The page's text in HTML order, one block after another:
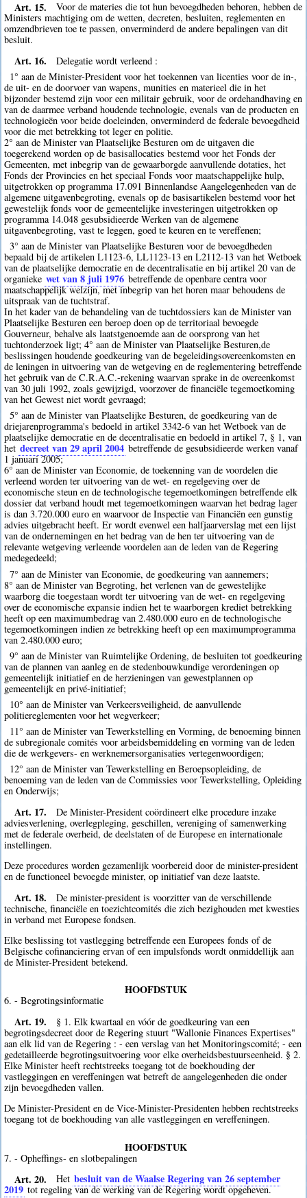
Art. 15.
Voor de materies die tot hun bevoegdheden behoren, hebben de
Ministers machtiging om de wetten, decreten, besluiten, reglementen en
omzendbrieven toe te passen, onverminderd de andere bepalingen van dit
besluit.
Art. 16.
Delegatie wordt verleend :
1° aan de Minister-President voor het toekennen van licenties voor de in-,
de uit- en de doorvoer van wapens, munities en materieel die in het
bijzonder bestemd zijn voor een militair gebruik, voor de ordehandhaving en
van de daarmee verband houdende technologie, evenals van de producten en
technologieën voor beide doeleinden, onverminderd de federale bevoegdheid
voor die met betrekking tot leger en politie.
2° aan de Minister van Plaatselijke Besturen om de uitgaven die
toegerekend worden op de basisallocaties bestemd voor het Fonds der
Gemeenten, met inbegrip van de gewaarborgde aanvullende dotaties, het
Fonds der Provincies en het speciaal Fonds voor maatschappelijke hulp,
uitgetrokken op programma 17.091 Binnenlandse Aangelegenheden van de
algemene uitgavenbegroting, evenals op de basisartikelen bestemd voor het
gewestelijk fonds voor de gemeentelijke investeringen uitgetrokken op
programma 14.048 gesubsidieerde Werken van de algemene
uitgavenbegroting, vast te leggen, goed te keuren en te vereffenen;
3° aan de Minister van Plaatselijke Besturen voor de bevoegdheden
bepaald bij de artikelen L1123-6, LL1123-13 en L2112-13 van het Wetboek
van de plaatselijke democratie en de decentralisatie en bij artikel 20 van de
organieke wet van 8 juli 1976 betreffende de openbare centra voor
maatschappelijk welzijn, met inbegrip van het horen maar behoudens de
uitspraak van de tuchtstraf.
In het kader van de behandeling van de tuchtdossiers kan de Minister van
Plaatselijke Besturen een beroep doen op de territoriaal bevoegde
Gouverneur, behalve als laatstgenoemde aan de oorsprong van het
tuchtonderzoek ligt; 4° aan de Minister van Plaatselijke Besturen,de
beslissingen houdende goedkeuring van de begeleidingsovereenkomsten en
de leningen in uitvoering van de wetgeving en de reglementering betreffende
het gebruik van de C.R.A.C.-rekening waarvan sprake in de overeenkomst
van 30 juli 1992, zoals gewijzigd, voorzover de financiële tegemoetkoming
van het Gewest niet wordt gevraagd;
5° aan de Minister van Plaatselijke Besturen, de goedkeuring van de
driejarenprogramma's bedoeld in artikel 3342-6 van het Wetboek van de
plaatselijke democratie en de decentralisatie en bedoeld in artikel 7, § 1, van
het decreet van 29 april 2004 betreffende de gesubsidieerde werken vanaf
1 januari 2005;
6° aan de Minister van Economie, de toekenning van de voordelen die
verleend worden ter uitvoering van de wet- en regelgeving over de
economische steun en de technologische tegemoetkomingen betreffende elk
dossier dat verband houdt met tegemoetkomingen waarvan het bedrag lager
is dan 3.720.000 euro en waarvoor de Inspectie van Financiën een gunstig
advies uitgebracht heeft. Er wordt evenwel een halfjaarverslag met een lijst
van de ondernemingen en het bedrag van de hen ter uitvoering van de
relevante wetgeving verleende voordelen aan de leden van de Regering
medegedeeld;
7° aan de Minister van Economie, de goedkeuring van aannemers;
8° aan de Minister van Begroting, het verlenen van de gewestelijke
waarborg die toegestaan wordt ter uitvoering van de wet- en regelgeving
over de economische expansie indien het te waarborgen krediet betrekking
heeft op een maximumbedrag van 2.480.000 euro en de technologische
tegemoetkomingen indien ze betrekking heeft op een maximumprogramma
van 2.480.000 euro;
9° aan de Minister van Ruimtelijke Ordening, de besluiten tot goedkeuring
van de plannen van aanleg en de stedenbouwkundige verordeningen op
gemeentelijk initiatief en de herzieningen van gewestplannen op
gemeentelijk en privé-initiatief;
10° aan de Minister van Verkeersveiligheid, de aanvullende
politiereglementen voor het wegverkeer;
11° aan de Minister van Tewerkstelling en Vorming, de benoeming binnen
de subregionale comités voor arbeidsbemiddeling en vorming van de leden
die de werkgevers- en werknemersorganisaties vertegenwoordigen;
12° aan de Minister van Tewerkstelling en Beroepsopleiding, de
benoeming van de leden van de Commissies voor Tewerkstelling, Opleiding
en Onderwijs;
Art. 17.
De Minister-President coördineert elke procedure inzake
adviesverlening, overlegpleging, geschillen, vereniging of samenwerking
met de federale overheid, de deelstaten of de Europese en internationale
instellingen.
Deze procedures worden gezamenlijk voorbereid door de minister-president
en de functioneel bevoegde minister, op initiatief van deze laatste.
Art. 18.
De minister-president is voorzitter van de verschillende
technische, financiële en toezichtcomités die zich bezighouden met kwesties
in verband met Europese fondsen.
Elke beslissing tot vastlegging betreffende een Europees fonds of de
Belgische cofinanciering ervan of een impulsfonds wordt onmiddellijk aan
de Minister-President betekend.
HOOFDSTUK
6. - Begrotingsinformatie
Art. 19.
§ 1. Elk kwartaal en vóór de goedkeuring van een
begrotingsdecreet door de Regering stuurt "Wallonie Finances Expertises"
aan elk lid van de Regering : - een verslag van het Monitoringscomité; - een
gedetailleerde begrotingsuitvoering voor elke overheidsbestuurseenheid. § 2.
Elke Minister heeft rechtstreeks toegang tot de boekhouding der
vastleggingen en vereffeningen wat betreft de aangelegenheden die onder
zijn bevoegdheden vallen.
De Minister-President en de Vice-Minister-Presidenten hebben rechtstreeks
toegang tot de boekhouding van alle vastleggingen en vereffeningen.
HOOFDSTUK
7. - Opheffings- en slotbepalingen
Art. 20. Het besluit van de Waalse Regering van 26 september
2019 tot regeling van de werking van de Regering wordt opgeheven.